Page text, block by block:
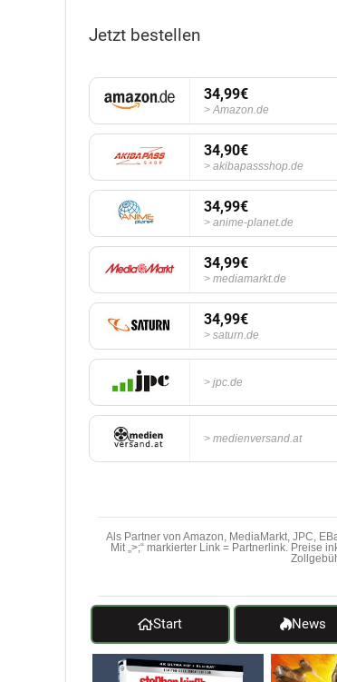
Jetzt bestellen
34,99€
Amazon.de
34,90€
akibapassshop.de
34,99€
anime-planet.de
34,99€
mediamarkt.de
34,99€
saturn.de
jpc.de
medienversand.at
Als Partner von Amazon, MediaMarkt, JPC,
Mit „>;“ markierter Link = Partnerlink. Preise
Start News